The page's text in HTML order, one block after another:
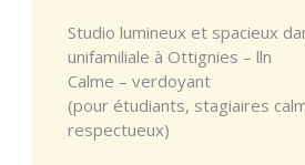
Studio lumineux et spacieux
unifamiliale à Ottignies – lln
Calme – verdoyant
(pour étudiants, stagiaires
respectueux)